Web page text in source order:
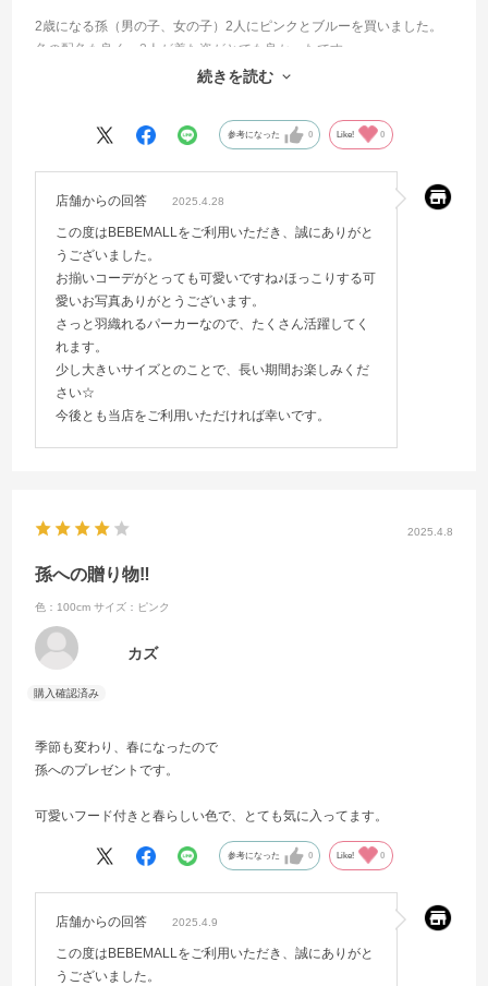
2歳になる孫（男の子、女の子）2人にピンクとブルーを買いました。
色の配色も良く、2人が着た姿がとても良かったです。
ちょっと大きめでしたが、袖をおり、オーバーサイズで着ました。そ
続きを読む
参考になった 0 Like! 0
店舗からの回答 2025.4.28
この度はBEBEMALLをご利用いただき、誠にありがと
うございました。
お揃いコーデがとっても可愛いですね♪ほっこりする可
愛いお写真ありがとうございます。
さっと羽織れるパーカーなので、たくさん活躍してく
れます。
少し大きいサイズとのことで、長い期間お楽しみくだ
さい☆
今後とも当店をご利用いただければ幸いです。
2025.4.8
孫への贈り物‼️
色：100cm サイズ：ピンク
カズ
季節も変わり、春になったので
孫へのプレゼントです。
可愛いフード付きと春らしい色で、とても気に入ってます。
参考になった 0 Like! 0
店舗からの回答 2025.4.9
この度はBEBEMALLをご利用いただき、誠にありがと
うございました。